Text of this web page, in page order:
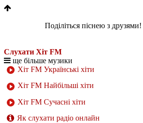
Поділіться піснею з друзями!
Слухати Хіт FM
ще більше музики
Хіт FM Українські хіти
Хіт FM Найбільші хіти
Хіт FM Сучасні хіти
Як слухати радіо онлайн